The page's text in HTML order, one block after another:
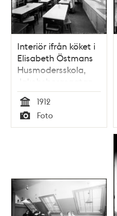
Interiör ifrån köket i
Elisabeth Östmans
Husmodersskola,
Jakobsbergsgatan
34
Tid
1912
Typ
Foto